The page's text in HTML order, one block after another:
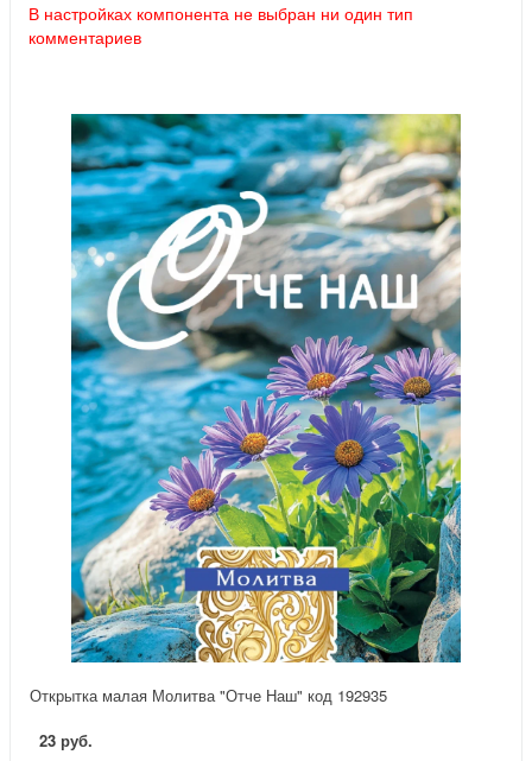
В настройках компонента не выбран ни один тип
комментариев
Открытка малая Молитва "Отче Наш" код 192935
23 руб.